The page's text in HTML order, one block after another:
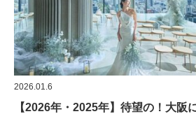
2026.01.6
【2026年・2025年】待望の！大阪